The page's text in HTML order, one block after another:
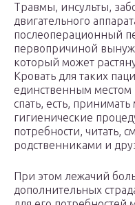
Травмы, инсульты,
двигательного
послеоперационный
первопричиной
который может
Кровать для таких
единственным местом
спать, есть,
гигиенические
потребности, читать,
родственниками и
При этом лежачий
дополнительных